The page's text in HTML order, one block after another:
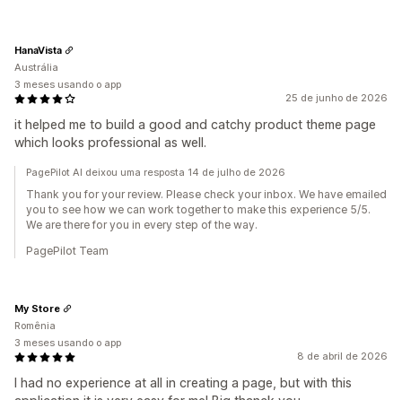
25 de junho de 2026
it helped me to build a good and catchy product theme page
which looks professional as well.
HanaVista
Austrália
3 meses usando o app
PagePilot AI deixou uma resposta 14 de julho de 2026
Thank you for your review. Please check your inbox. We have emailed
you to see how we can work together to make this experience 5/5.
We are there for you in every step of the way.
PagePilot Team
8 de abril de 2026
I had no experience at all in creating a page, but with this
My Store
Romênia
3 meses usando o app